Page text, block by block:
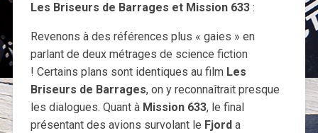
Les Briseurs de Barrages et Mission 633:
Revenons à des références plus « gaies » en
parlant de deux métrages de science fiction
! Certains plans sont identiques au filmLes
Briseurs de Barrages, on y reconnaîtrait presque
les dialogues. Quant à Mission 633, le final
présentant des avions survolant le Fjord a